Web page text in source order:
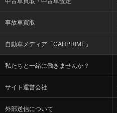
事故車買取
自動車メディア「CARPRIME」
私たちと一緒に働きませんか？
サイト運営会社
外部送信について